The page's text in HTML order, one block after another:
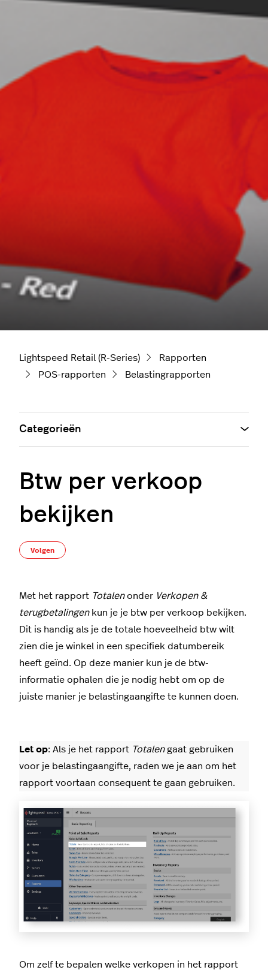
Lightspeed Retail (R-Series)
Rapporten
POS-rapporten
Belastingrapporten
Btw per verkoop
bekijken
Volgen
Met het rapport Totalen onder Verkopen &
terugbetalingenkun je je btw per verkoop bekijken.
Dit is handig als je de totale hoeveelheid btw wilt
zien die je winkel in een specifiek datumbereik
heeft geïnd. Op deze manier kun je de btw-
informatie ophalen die je nodig hebt om op de
juiste manier je belastingaangifte te kunnen doen.
Let op: Als je het rapport Totalen gaat gebruiken
voor je belastingaangifte, raden we je aan om het
rapport voortaan consequent te gaan gebruiken.
Om zelf te bepalen welke verkopen in het rapport
Categorieën